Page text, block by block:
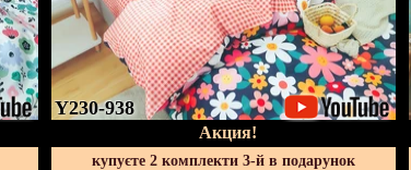
Y230-938
Акция!
купуєте 2 комплекти 3-й в подарунок